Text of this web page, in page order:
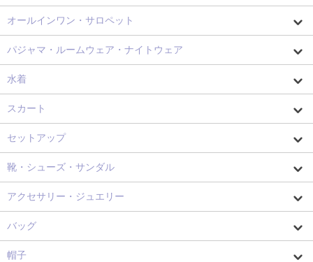
オールインワン・サロペット
パジャマ・ルームウェア・ナイトウェア
水着
スカート
セットアップ
靴・シューズ・サンダル
アクセサリー・ジュエリー
バッグ
帽子